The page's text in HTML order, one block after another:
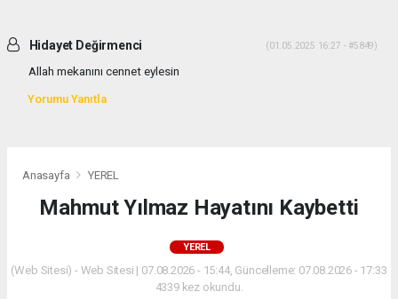
Hidayet Değirmenci (01.05.2025 16:27 - #5849)
Allah mekanını cennet eylesin
Yorumu Yanıtla
Anasayfa YEREL
Mahmut Yılmaz Hayatını Kaybetti
YEREL
(Web Sitesi) - Web Sitesi | 07.08.2026 - 15:44, Güncelleme: 07.08.2026 - 17:33
4339 kez okundu.